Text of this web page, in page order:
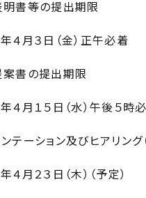
書等の提出期限
月３日（金）正午必着
書の提出期限
月１５日（水）午後５時
ーション及びヒアリング
月２３ 日（木）（予定）